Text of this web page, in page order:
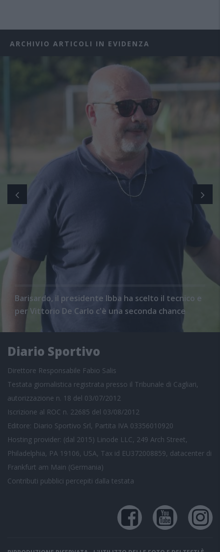
ARCHIVIO ARTICOLI IN EVIDENZA
Barisardo, il presidente Ibba ha scelto il tecnico e
per Vittorio De Carlo c'è una seconda chance
Diario Sportivo
Direttore Responsabile Fabio Salis
Testata giornalistica registrata presso il Tribunale di Cagliari,
autorizzazione n. 18 del 03/07/2012
Iscrizione al ROC n. 22685 del 03/08/2012
Editore: Diario Sportivo Srl, Partita IVA 03356010920
Hosting provider: (dal 2015) Linode LLC, 249 Arch Street,
Philadelphia, PA 19106, USA, Tax id EU372008859, datacenter di
Frankfurt am Main (Germania)
Contributi pubblici percepiti dalla testata